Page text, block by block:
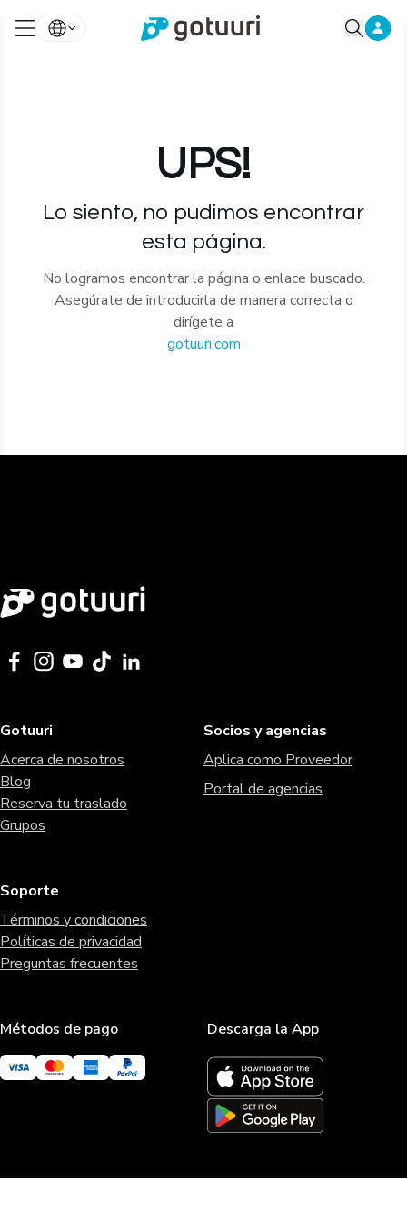
UPS!
Lo siento, no pudimos encontrar
esta página.
No logramos encontrar la página o enlace buscado.
Asegúrate de introducirla de manera correcta o
dirígete a
gotuuri.com
Gotuuri
Acerca de nosotros
Blog
Reserva tu traslado
Grupos
Socios y agencias
Aplica como Proveedor
Portal de agencias
Soporte
Términos y condiciones
Políticas de privacidad
Preguntas frecuentes
Métodos de pago Descarga la App